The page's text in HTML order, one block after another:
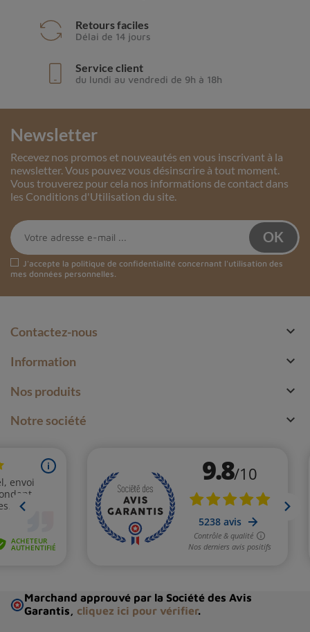
Retours faciles
Délai de 14 jours
Service client
du lundi au vendredi de 9h à 18h
Newsletter
Recevez nos promos et nouveautés en vous inscrivant à la
newsletter. Vous pouvez vous désinscrire à tout moment.
Vous trouverez pour cela nos informations de contact dans
les Conditions d'Utilisation du site.
J'accepte la politique de confidentialité concernant l'utilisation des
mes données personnelles.
Contactez-nous 
Information 
Nos produits 
Notre société 
Marchand approuvé par la Société des Avis
Garantis, cliquez ici pour vérifier.